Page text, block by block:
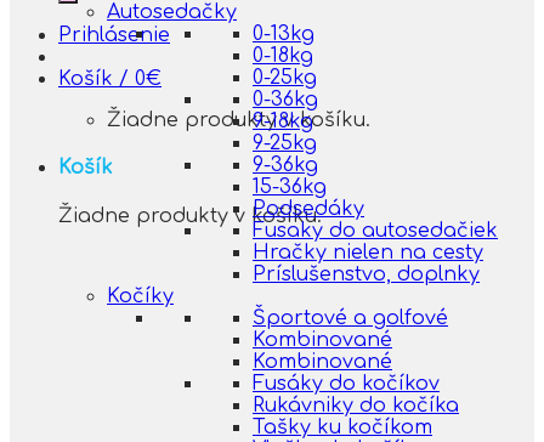
Prihlásenie
Košík / 0€
Žiadne produkty v košíku.
Košík
Žiadne produkty v košíku.
Autosedačky
0-13kg
0-18kg
0-25kg
0-36kg
9-18kg
9-25kg
9-36kg
15-36kg
Podsedáky
Fusaky do autosedačiek
Hračky nielen na cesty
Príslušenstvo, doplnky
Kočíky
Športové a golfové
Kombinované
Kombinované
Fusáky do kočíkov
Rukávniky do kočíka
Tašky ku kočíkom